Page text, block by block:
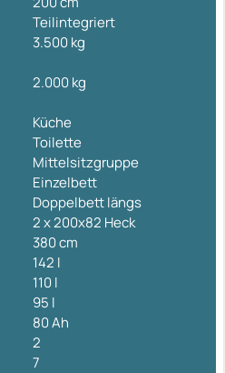
Teilintegriert
3.500 kg
2.000 kg
Küche
Toilette
Mittelsitzgruppe
Einzelbett
Doppelbett längs
2 x 200x82 Heck
380 cm
142 l
110 l
95 l
80 Ah
2
7